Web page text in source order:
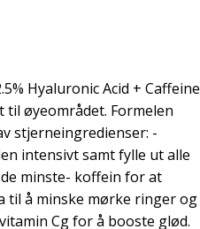
Hyaluronic Acid + Caffeine
til øyeområdet. Formelen
stjerneingredienser: -
intensivt samt fylle ut alle
minste- koffein for at
til å minske mørke ringer og
Cg for å booste glød.